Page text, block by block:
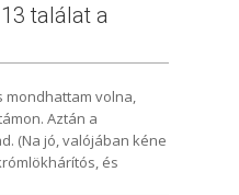
találat a
volna,
Aztán a
(Na jó, valójában kéne
és